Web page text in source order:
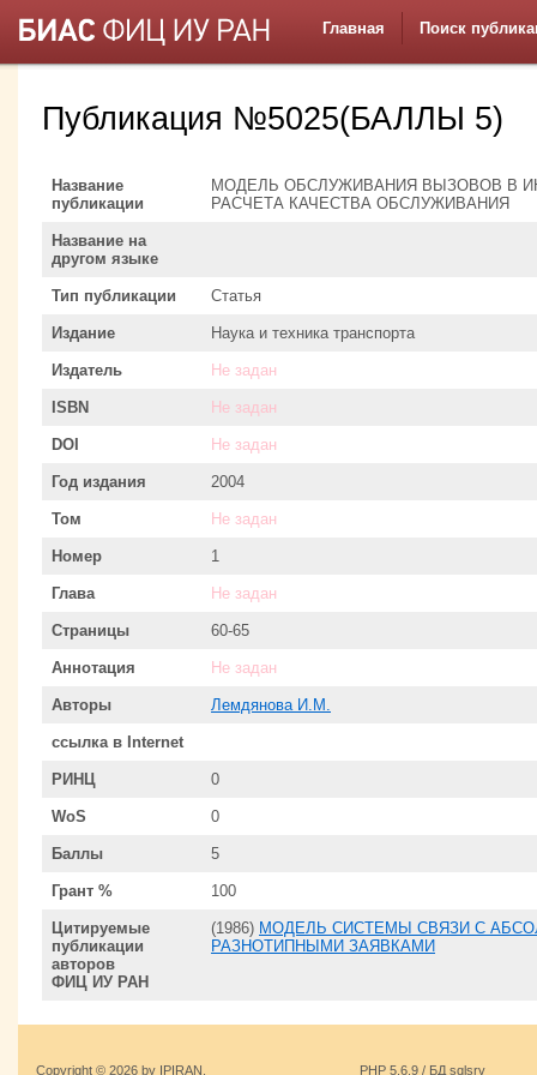
Главная Поиск
Публикация №5025(БАЛЛЫ 5)
Название
публикации
МОДЕЛЬ ОБСЛУЖИВАНИЯ ВЫЗОВОВ В
РАСЧЕТА КАЧЕСТВА ОБСЛУЖИВАНИЯ
Название на
другом языке
Тип публикации Статья
Издание Наука и техника транспорта
Издатель Не задан
ISBN Не задан
DOI Не задан
Год издания 2004
Том Не задан
Номер 1
Глава Не задан
Страницы 60-65
Аннотация Не задан
Авторы Лемдянова И.М.
ссылка в Internet
РИНЦ 0
WoS 0
Баллы 5
Грант % 100
Цитируемые
публикации
авторов
ФИЦ ИУ РАН
(1986) МОДЕЛЬ СИСТЕМЫ СВЯЗИ С
РАЗНОТИПНЫМИ ЗАЯВКАМИ
Copyright © 2026 by IPIRAN.
PHP 5.6.9 / БД sqlsrv